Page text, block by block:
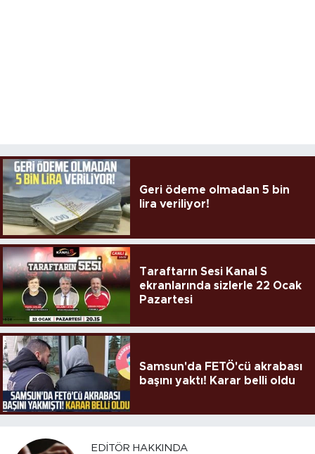
Geri ödeme olmadan 5 bin
lira veriliyor!
Taraftarın Sesi Kanal S
ekranlarında sizlerle 22 Ocak
Pazartesi
Samsun'da FETÖ'cü akrabası
başını yaktı! Karar belli oldu
EDITÖR HAKKINDA